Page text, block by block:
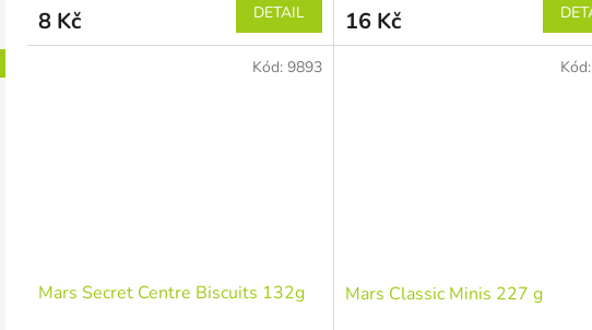
8 Kč DETAIL 16 Kč
Mars Secret Centre Biscuits 132g
Kód: 9893
Mars Classic Minis 227 g
Kód: